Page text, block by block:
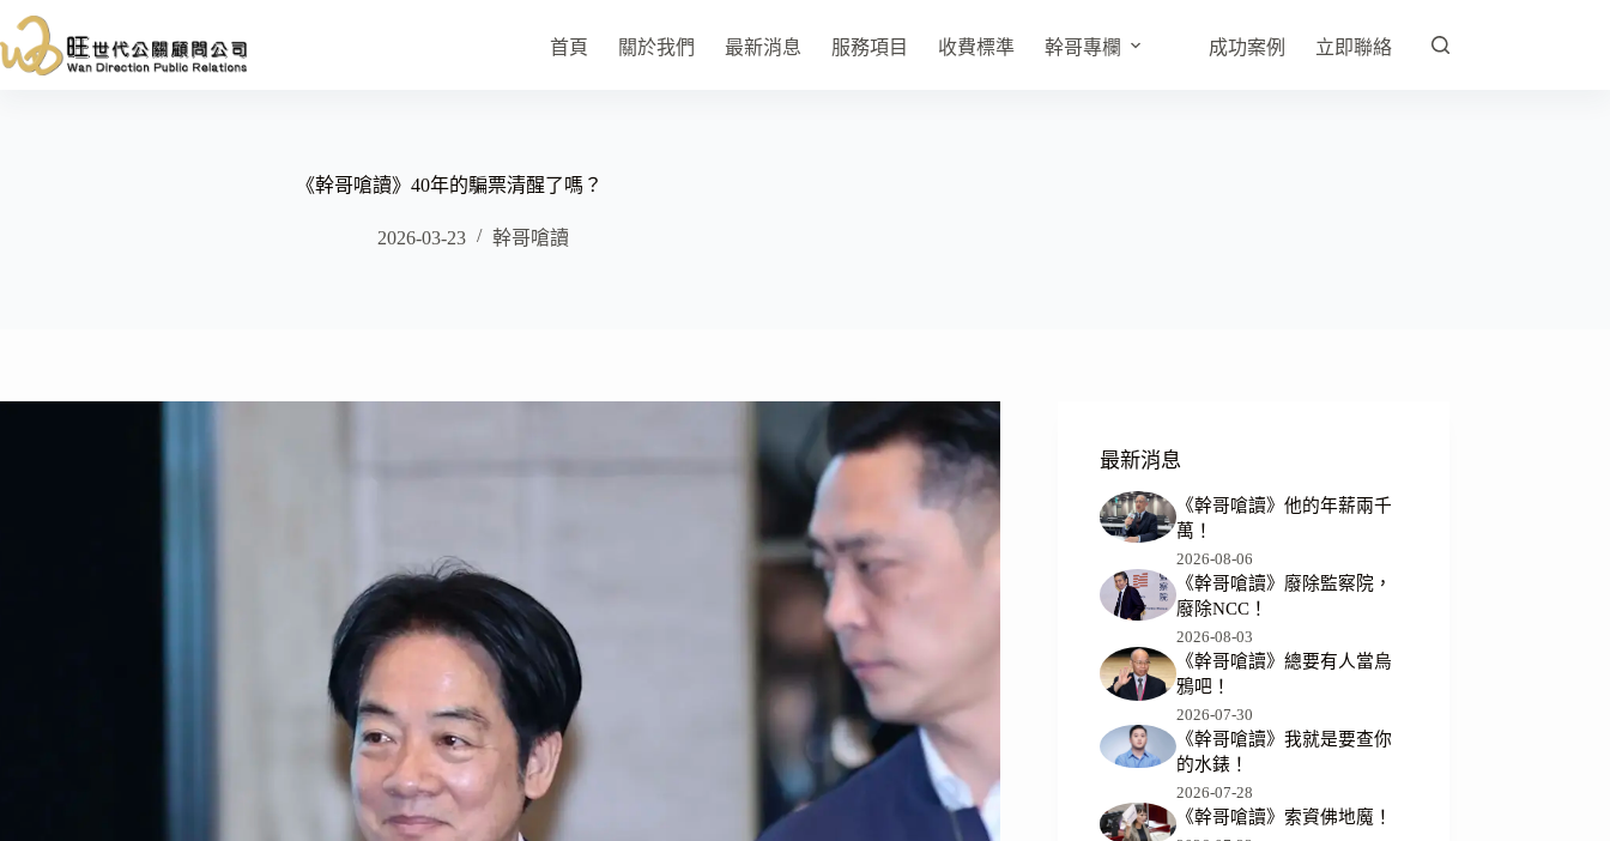
至
主
首頁 關於我們 最新消息 服務項目 收費標準 幹哥專欄 成功案例 立即聯絡
《幹哥嗆讀》40年的騙票清醒了嗎？
2026-03-23 幹哥嗆讀
最新消息
《幹哥嗆讀》他的年薪兩千
萬！
2026-08-06
《幹哥嗆讀》廢除監察院，
廢除NCC！
2026-08-03
《幹哥嗆讀》總要有人當烏
鴉吧！
2026-07-30
《幹哥嗆讀》我就是要查你
的水錶！
2026-07-28
《幹哥嗆讀》索資佛地魔！